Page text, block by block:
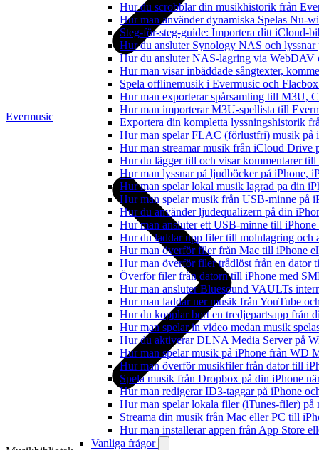
Hur du scrobblar din musikhistorik från
Hur man använder dynamiska Spelas Nu-
Steg-för-steg-guide: Importera ditt iCloud-
Hur du ansluter Synology NAS och
Hur du ansluter NAS-lagring via WebDAV
Hur man visar inbäddade sångtexter,
Spela offlinemusik i Evermusic och
Hur man exporterar spårsamling till M3U,
Hur man importerar M3U-spellista till
Exportera din kompletta lyssningshistorik
Hur man spelar FLAC (förlustfri) musik på
Hur man streamar musik från iCloud Drive
Hur du lägger till och visar kommentarer
Hur man lyssnar på ljudböcker på iPhone,
Hur man spelar lokal musik lagrad pa din
Hur man spelar musik från USB-minne på
Hur du använder ljudequalizern på din
Hur man ansluter ett USB-minne till
Hur du laddar upp filer till molnlagring och
Hur man överför filer från Mac till iPhone
Hur man överför filer trådlöst från en dator
Överför filer från datorn till iPhone med
Hur man ansluter Bluesound VAULTs
Hur man laddar ner musik från YouTube
Hur du kopplar bort en tredjepartsapp från
Hur man spelar in video medan musik
Hur du aktiverar DLNA Media Server på
Hur man spelar musik på iPhone från WD
Hur man överför musikfiler från dator till
Spela musik från Dropbox på din iPhone
Hur man redigerar ID3-taggar på iPhone
Hur man spelar lokala filer (iTunes-filer) på
Streama din musik från Mac eller PC till
Hur man installerar appen från App Store
Vanliga frågor
Evermusic